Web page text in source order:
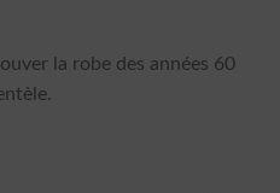
la robe des années 60